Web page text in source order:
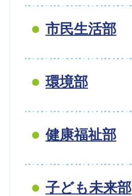
市民生活部
環境部
健康福祉部
子ども未来部